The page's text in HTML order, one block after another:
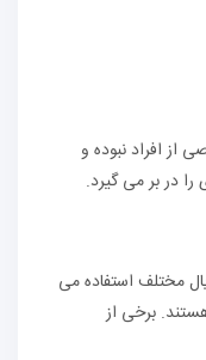
افراد نبوده و
در بر می گیرد.
مختلف استفاده می
برخی از